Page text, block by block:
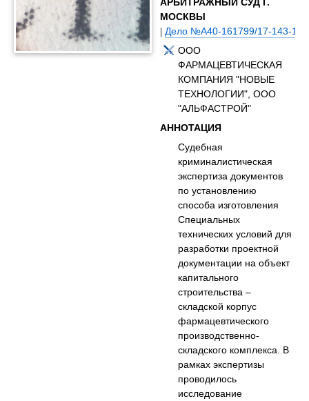
МОСКВЫ
|Дело №А40-161799/17-143-
ООО
ФАРМАЦЕВТИЧЕСКАЯ
КОМПАНИЯ "НОВЫЕ
ТЕХНОЛОГИИ", ООО
"АЛЬФАСТРОЙ"
АННОТАЦИЯ
Судебная
криминалистическая
экспертиза документов
по установлению
способа изготовления
Специальных
технических условий для
разработки проектной
документации на объект
капитального
строительства –
складской корпус
фармацевтического
производственно-
складского комплекса. В
рамках экспертизы
проводилось
исследование